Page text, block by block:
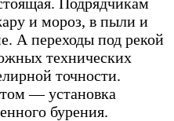
и мороз, в пыли и
А переходы под рекой
технических
точности.
— установка
бурения.